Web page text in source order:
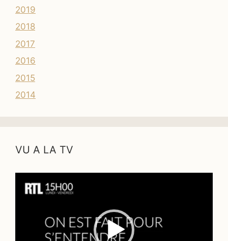
2019
2018
2017
2016
2015
2014
VU A LA TV
vidéo